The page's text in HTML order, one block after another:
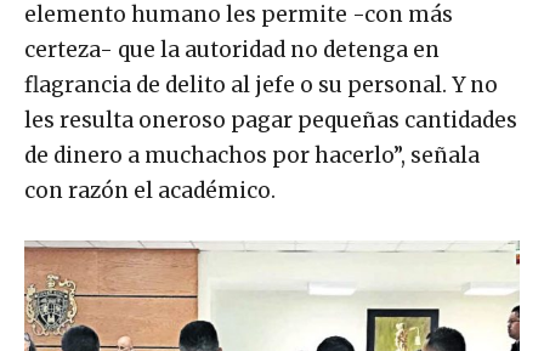
elemento humano les permite -con más
certeza- que la autoridad no detenga en
flagrancia de delito al jefe o su personal. Y no
les resulta oneroso pagar pequeñas cantidades
de dinero a muchachos por hacerlo”, señala
con razón el académico.